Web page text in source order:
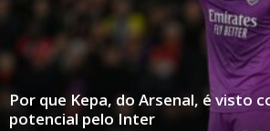
Por que Kepa, do Arsenal, é visto
potencial pelo Inter